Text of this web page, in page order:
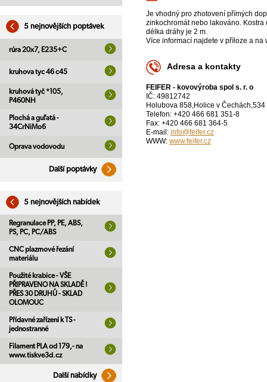
5 nejnovějších poptávek
rúra 20x7, E235+C
kruhova tyc 46 c45
kruhová tyč *105,
P460NH
Plochá a guľatá -
34CrNiMo6
Oprava vodovodu
Další poptávky
5 nejnovějších nabídek
Regranulace PP, PE, ABS,
PS, PC, PC/ABS
CNC plazmové řezání
materiálu
Použité krabice - VŠE
PŘIPRAVENO NA SKLADĚ !
PŘES 30 DRUHŮ - SKLAD
OLOMOUC
Přídavné zařízení k TS -
jednostranné
Filament PLA od 179,- na
www.tiskve3d.cz
Další nabídky
Je vhodný pro zhotovení přímých
zinkochromát nebo lakováno.
délka dráhy je 2 m.
Více informací najdete v příloze a na
Adresa a kontakty
FEIFER - kovovýroba spol s. r. o
IČ: 49812742
Holubova 858,Holice v Čechách,534
Telefon: +420 466 681 351-8
Fax: +420 466 681 364-5
E-mail: info@feifer.cz
WWW: www.feifer.cz